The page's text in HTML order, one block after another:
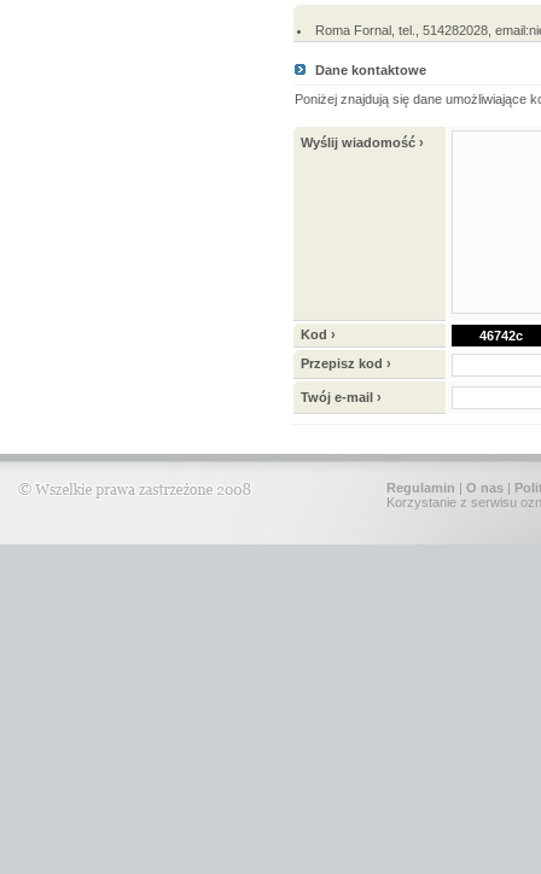
Roma Fornal, tel., 514282028,
Dane kontaktowe
Poniżej znajdują się dane umożliwiające
Wyślij wiadomość ›
Kod ›
46742c
Przepisz kod ›
Twój e-mail ›
Regulamin | O nas |
Korzystanie z serwisu